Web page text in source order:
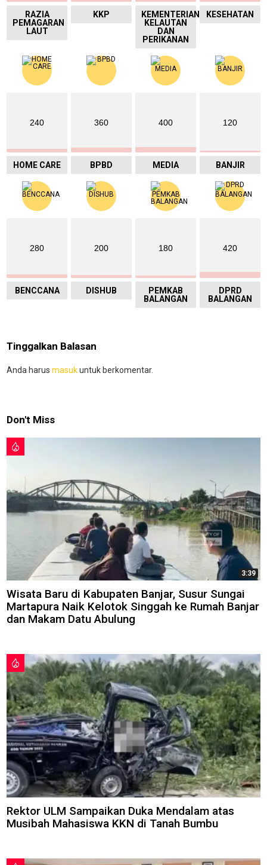
RAZIA
PEMAGARAN
LAUT
KKP
KEMENTERIAN
KELAUTAN
DAN
PERIKANAN
KESEHATAN
240
HOME CARE
360
BPBD
400
MEDIA
120
BANJIR
280
BENCCANA
200
DISHUB
180
PEMKAB
BALANGAN
420
DPRD
BALANGAN
Tinggalkan Balasan
Anda harus masukuntuk berkomentar.
Don't Miss
3:39
Wisata Baru di Kabupaten Banjar, Susur Sungai
Martapura Naik Kelotok Singgah ke Rumah Banjar
dan Makam Datu Abulung
Rektor ULM Sampaikan Duka Mendalam atas
Musibah Mahasiswa KKN di Tanah Bumbu